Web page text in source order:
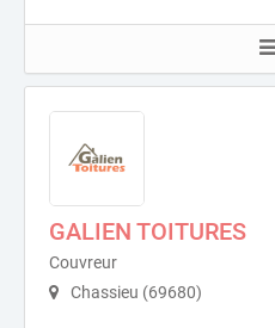
GALIEN TOITURES
Couvreur
Chassieu (69680)